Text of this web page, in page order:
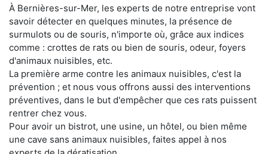
À Bernières-sur-Mer, les experts de notre entreprise vont
savoir détecter en quelques minutes, la présence de
surmulots ou de souris, n'importe où, grâce aux indices
comme : crottes de rats ou bien de souris, odeur, foyers
d'animaux nuisibles, etc.
La première arme contre les animaux nuisibles, c'est la
prévention ; et nous vous offrons aussi des interventions
préventives, dans le but d'empêcher que ces rats puissent
rentrer chez vous.
Pour avoir un bistrot, une usine, un hôtel, ou bien même
une cave sans animaux nuisibles, faites appel à nos